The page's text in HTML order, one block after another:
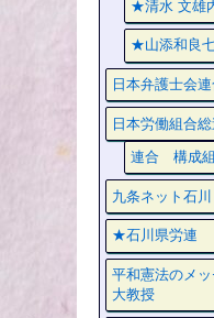
★清水 文雄
★山添和良
日本弁護士会
日本労働組合
連合 構成
九条ネット石川
★石川県労連
平和憲法のメ
大教授